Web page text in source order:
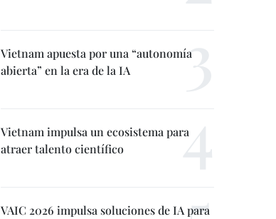
Vietnam apuesta por una “autonomía
abierta” en la era de la IA
Vietnam impulsa un ecosistema para
atraer talento científico
VAIC 2026 impulsa soluciones de IA para